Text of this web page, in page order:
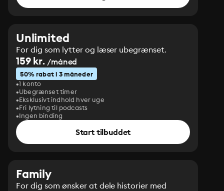
Unlimited
For dig som lytter og læser ubegrænset.
159 kr. /måned
50% rabat i 3 måneder
1 konto
Ubegrænset timer
Eksklusivt indhold hver uge
Fri lytning til podcasts
Ingen binding
Start tilbuddet
Family
For dig som ønsker at dele historier med